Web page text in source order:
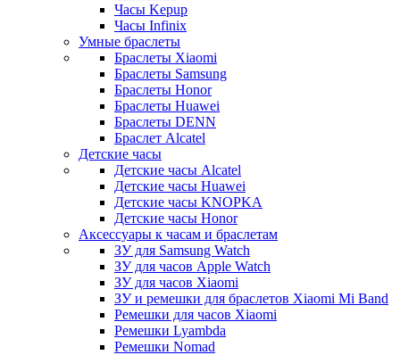
Часы Kepup
Часы Infinix
Умные браслеты
Браслеты Xiaomi
Браслеты Samsung
Браслеты Honor
Браслеты Huawei
Браслеты DENN
Браслет Alcatel
Детские часы
Детские часы Alcatel
Детские часы Huawei
Детские часы KNOPKA
Детские часы Honor
Аксессуары к часам и браслетам
ЗУ для Samsung Watch
ЗУ для часов Apple Watch
ЗУ для часов Xiaomi
ЗУ и ремешки для браслетов Xiaomi Mi Band
Ремешки для часов Xiaomi
Ремешки Lyambda
Ремешки Nomad